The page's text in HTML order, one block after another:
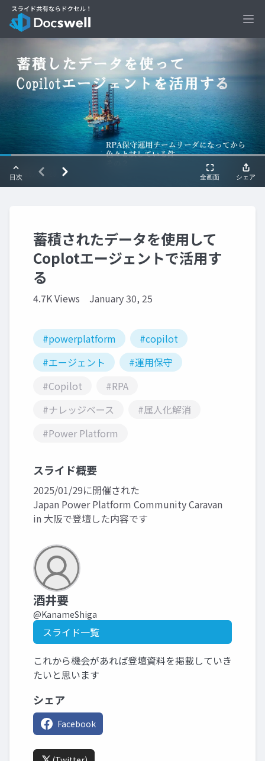
蓄積されたデータを使用して
Coplotエージェントで活用す
る
4.7K Views January 30, 25
#powerplatform
#copilot
#エージェント
#運用保守
#Copilot
#RPA
#ナレッジベース
#属人化解消
#Power Platform
スライド概要
2025/01/29に開催された
Japan Power Platform Community Caravan
in 大阪で登壇した内容です
酒井要
@KanameShiga
スライド一覧
これから機会があれば登壇資料を掲載していき
たいと思います
シェア
Facebook